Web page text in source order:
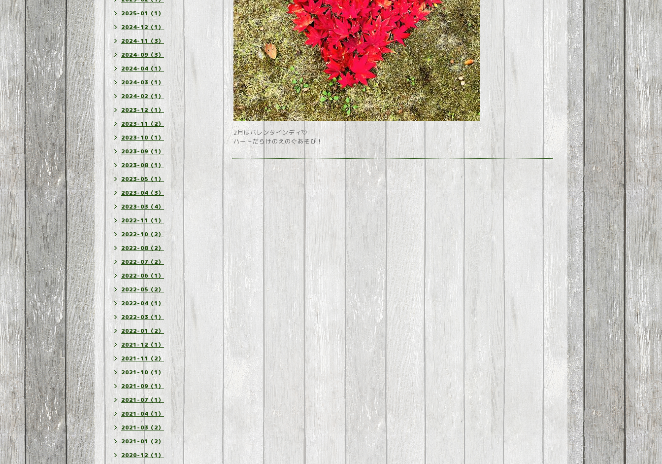
2月はバレンタインディ💘
ハートだらけのえのぐあそび！
2025-01（1）
2024-12（1）
2024-11（3）
2024-09（3）
2024-04（1）
2024-03（1）
2024-02（1）
2023-12（1）
2023-11（2）
2023-10（1）
2023-09（1）
2023-08（1）
2023-05（1）
2023-04（3）
2023-03（4）
2022-11（1）
2022-10（2）
2022-08（2）
2022-07（2）
2022-06（1）
2022-05（2）
2022-04（1）
2022-03（1）
2022-01（2）
2021-12（1）
2021-11（2）
2021-10（1）
2021-09（1）
2021-07（1）
2021-04（1）
2021-03（2）
2021-01（2）
2020-12（1）